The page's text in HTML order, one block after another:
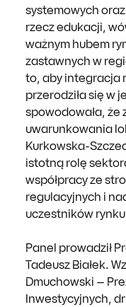
systemowych
rzecz edukacji,
ważnym hubem
zastawnych w
to, aby integracja
przerodziła się w
spowodowała, że
uwarunkowania
Kurkowska-
istotną rolę
współpracy ze
regulacyjnych i
uczestników
Panel prowadził
Tadeusz Białek.
Dmuchowski –
Inwestycyjnych,